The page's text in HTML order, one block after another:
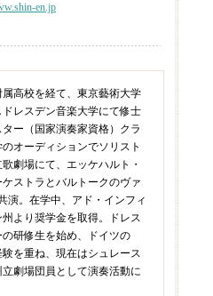
en.jp
高校を経て、東京藝術大学
レスデン音楽大学にて修士
ー（国家演奏家資格）クラ
オーディションでソリスト
劇場にて、エッケハルト・
ストラとバルトークのヴァ
演。在学中、アド・インフィ
より奨学金を取得。ドレス
研修生を始め、ドイツの
を重ね、現在はシュレース
劇場団員として演奏活動に